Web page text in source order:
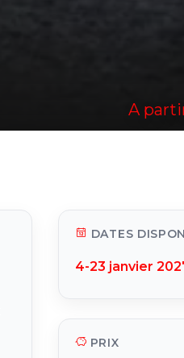
A
DATES
4-23 janvier
PRIX